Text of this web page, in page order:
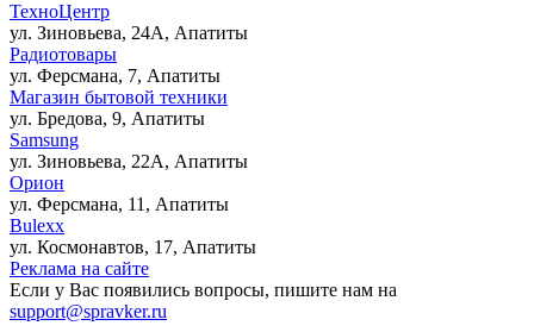
ТехноЦентр
ул. Зиновьева, 24А, Апатиты
Радиотовары
ул. Ферсмана, 7, Апатиты
Магазин бытовой техники
ул. Бредова, 9, Апатиты
Samsung
ул. Зиновьева, 22А, Апатиты
Орион
ул. Ферсмана, 11, Апатиты
Bulexx
ул. Космонавтов, 17, Апатиты
Реклама на сайте
Если у Вас появились вопросы, пишите нам на
support@spravker.ru